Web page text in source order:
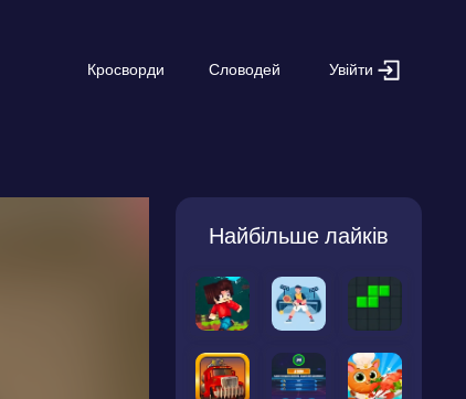
Кросворди Словодей Увійти
Найбільше лайків